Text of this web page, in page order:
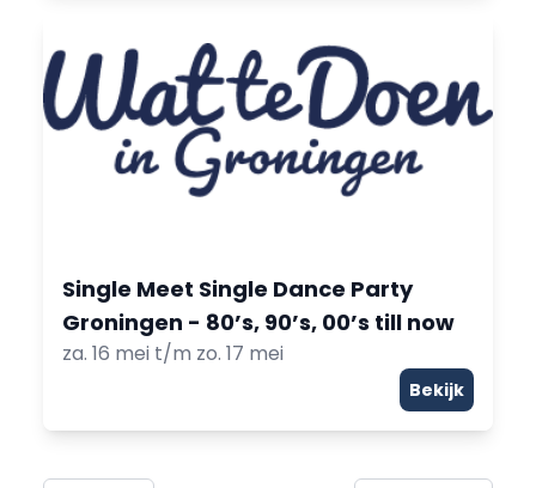
Single Meet Single Dance Party
Groningen - 80’s, 90’s, 00’s till now
za. 16 mei t/m zo. 17 mei
Bekijk